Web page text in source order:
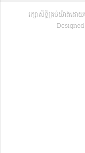
រក្សាសិទ្ធិគ្រប់យ៉ាងដោ